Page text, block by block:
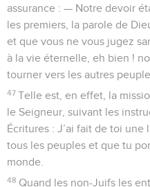
assurance : — Notre devoir
les premiers, la parole de
et que vous ne vous jugez
à la vie éternelle, eh bien !
tourner vers les autres
47 Telle est, en effet, la
le Seigneur, suivant les
Écritures : J’ai fait de toi
tous les peuples et que tu
monde.
48 Quand les non-Juifs les